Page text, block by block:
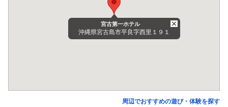
宮古第一ホテル
沖縄県宮古島市平良字西里１９１
周辺でおすすめの遊び・体験を探す